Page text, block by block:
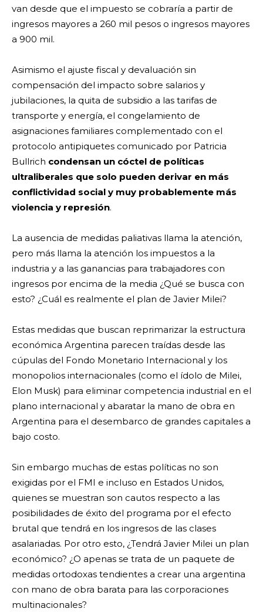
van desde que el impuesto se cobraría a partir de
ingresos mayores a 260 mil pesos o ingresos mayores
a 900 mil.
Asimismo el ajuste fiscal y devaluación sin
compensación del impacto sobre salarios y
jubilaciones, la quita de subsidio a las tarifas de
transporte y energía, el congelamiento de
asignaciones familiares complementado con el
protocolo antipiquetes comunicado por Patricia
Bullrich condensan un cóctel de políticas
ultraliberales que solo pueden derivar en más
conflictividad social y muy probablemente más
violencia y represión.
La ausencia de medidas paliativas llama la atención,
pero más llama la atención los impuestos a la
industria y a las ganancias para trabajadores con
ingresos por encima de la media ¿Qué se busca con
esto? ¿Cuál es realmente el plan de Javier Milei?
Estas medidas que buscan reprimarizar la estructura
económica Argentina parecen traídas desde las
cúpulas del Fondo Monetario Internacional y los
monopolios internacionales (como el ídolo de Milei,
Elon Musk) para eliminar competencia industrial en el
plano internacional y abaratar la mano de obra en
Argentina para el desembarco de grandes capitales a
bajo costo.
Sin embargo muchas de estas políticas no son
exigidas por el FMI e incluso en Estados Unidos,
quienes se muestran son cautos respecto a las
posibilidades de éxito del programa por el efecto
brutal que tendrá en los ingresos de las clases
asalariadas. Por otro esto, ¿Tendrá Javier Milei un plan
económico? ¿O apenas se trata de un paquete de
medidas ortodoxas tendientes a crear una argentina
con mano de obra barata para las corporaciones
multinacionales?